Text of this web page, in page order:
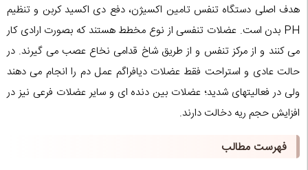
هدف اصلی دستگاه تنفس تامین اکسیژن، دفع دی اکسید کربن و تنظیم
PH بدن است. عضلات تنفسی از نوع مخطط هستند که بصورت ارادی کار
می کنند و از مرکز تنفس و از طریق شاخ قدامی نخاع عصب می گیرند. در
حالت عادی و استراحت فقط عضلات دیافراگم عمل دم را انجام می دهند
ولی در فعالیتهای شدید؛ عضلات بین دنده ای و سایر عضلات فرعی نیز در
افزایش حجم ریه دخالت دارند.
فهرست مطالب